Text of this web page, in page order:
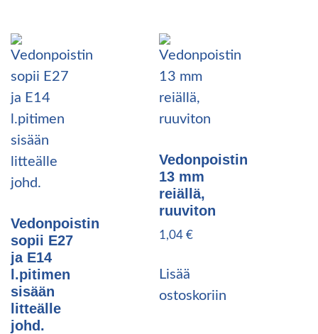
Vedonpoistin
sopii E27
ja E14
l.pitimen
sisään
litteälle
johd.
Vedonpoistin
13 mm
reiällä,
ruuviton
1,04 €
Lisää
ostoskoriin